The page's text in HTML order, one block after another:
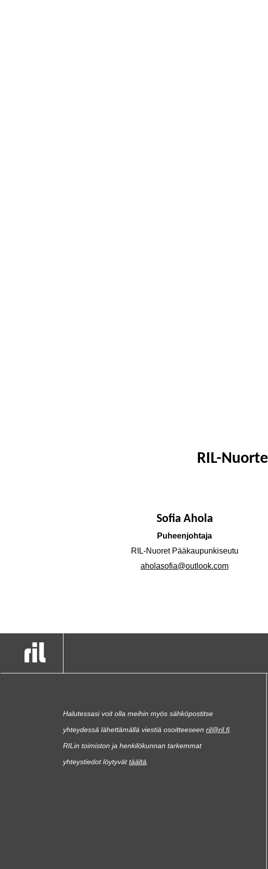
RIL-
Sofia Ahola
Puheenjohtaja
RIL-Nuoret Pääkaupunkiseutu
aholasofia@outlook.com
Halutessasi voit olla meihin myös sähköpostitse
yhteydessä lähettämällä viestiä osoitteeseen ril@ril.fi.
RILin toimiston ja henkilökunnan tarkemmat
yhteystiedot löytyvättäältä